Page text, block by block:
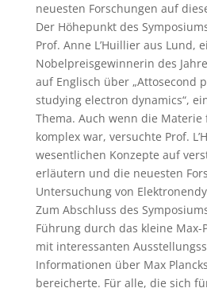
neuesten Forschungen auf
Der Höhepunkt des
Prof. Anne L’Huillier aus Lund,
Nobelpreisgewinnerin des
auf Englisch über „Attosecond
studying electron dynamics“,
Thema. Auch wenn die
komplex war, versuchte Prof.
wesentlichen Konzepte auf
erläutern und die neuesten
Untersuchung von
Zum Abschluss des
Führung durch das kleine Max-
mit interessanten
Informationen über Max
bereicherte. Für alle, die sich